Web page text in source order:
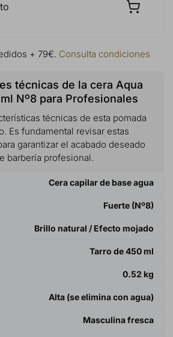
+ 79€. Consulta condiciones
técnicas de la cera Aqua
Nº8 para Profesionales
técnicas de esta pomada
Es fundamental revisar estas
garantizar el acabado deseado
barbería profesional.
Cera capilar de base agua
Fuerte (Nº8)
Brillo natural / Efecto mojado
Tarro de 450 ml
0.52 kg
Alta (se elimina con agua)
Masculina fresca